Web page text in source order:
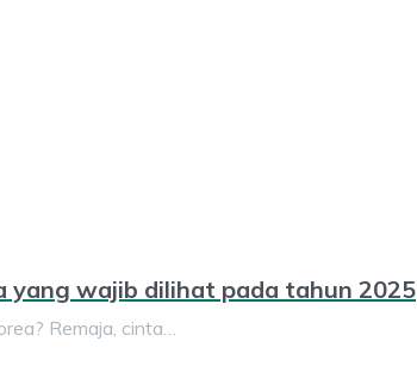
yang wajib dilihat pada tahun 2025
Remaja, cinta…